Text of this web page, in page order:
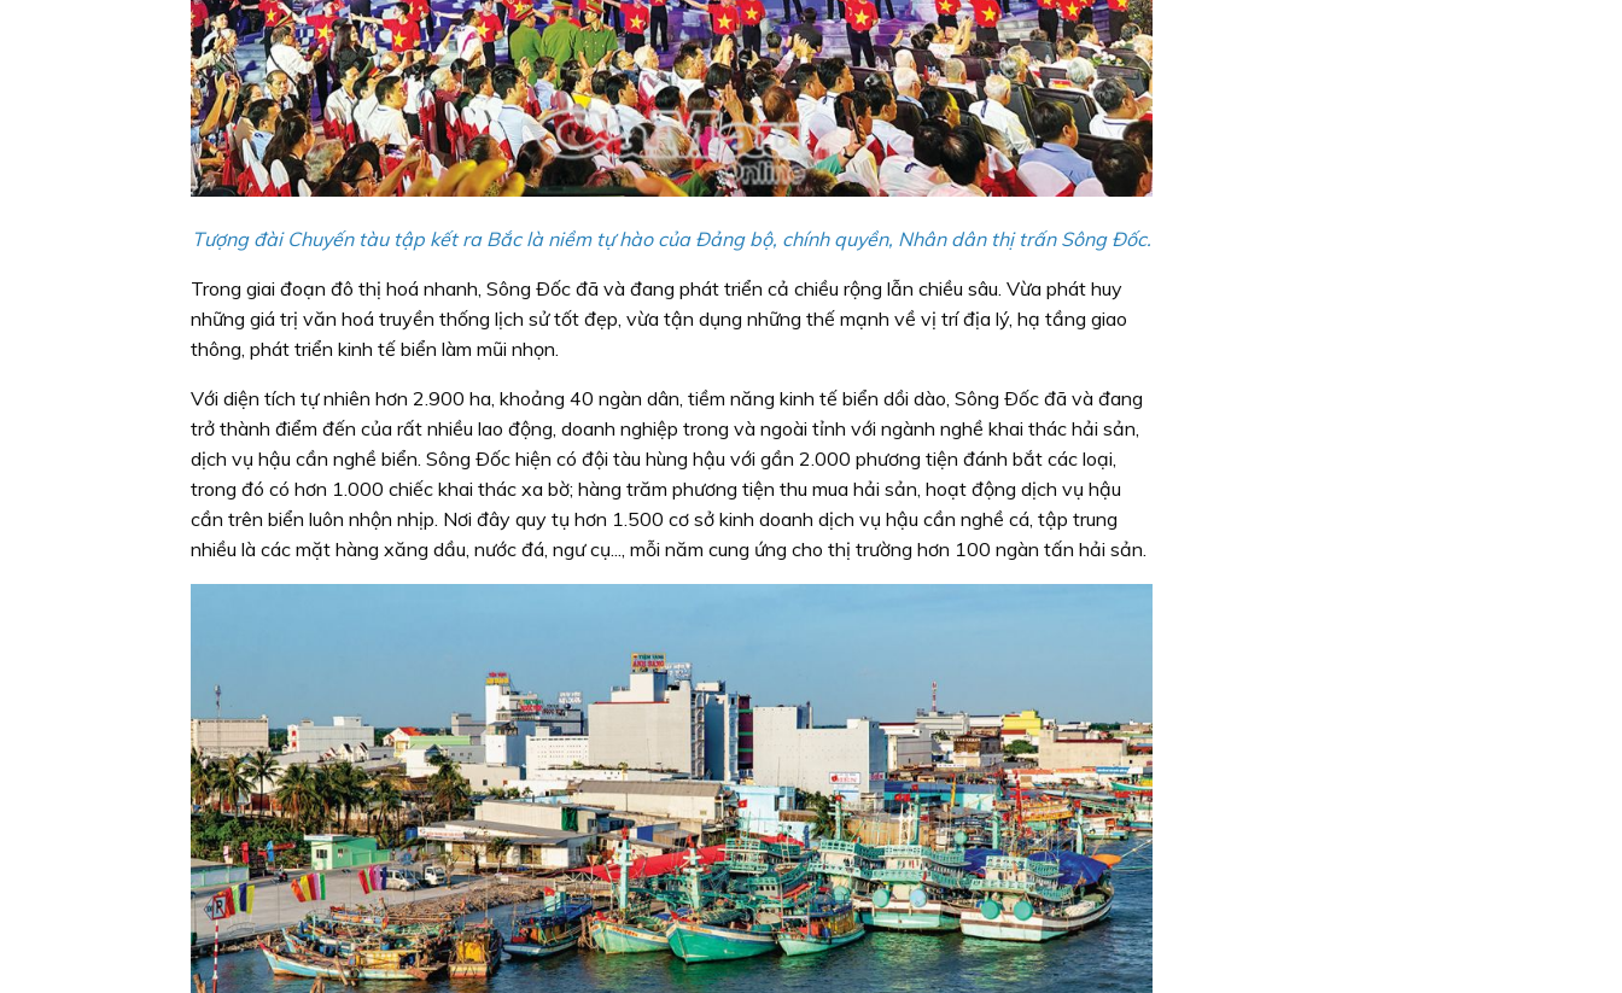
Tượng đài Chuyến tàu tập kết ra Bắc là niềm tự hào của Ðảng bộ, chính quyền, Nhân dân thị trấn Sông Ðốc.
Trong giai đoạn đô thị hoá nhanh, Sông Ðốc đã và đang phát triển cả chiều rộng lẫn chiều sâu. Vừa phát huy
những giá trị văn hoá truyền thống lịch sử tốt đẹp, vừa tận dụng những thế mạnh về vị trí địa lý, hạ tầng giao
thông, phát triển kinh tế biển làm mũi nhọn.
Với diện tích tự nhiên hơn 2.900 ha, khoảng 40 ngàn dân, tiềm năng kinh tế biển dồi dào, Sông Ðốc đã và đang
trở thành điểm đến của rất nhiều lao động, doanh nghiệp trong và ngoài tỉnh với ngành nghề khai thác hải sản,
dịch vụ hậu cần nghề biển. Sông Ðốc hiện có đội tàu hùng hậu với gần 2.000 phương tiện đánh bắt các loại,
trong đó có hơn 1.000 chiếc khai thác xa bờ; hàng trăm phương tiện thu mua hải sản, hoạt động dịch vụ hậu
cần trên biển luôn nhộn nhịp. Nơi đây quy tụ hơn 1.500 cơ sở kinh doanh dịch vụ hậu cần nghề cá, tập trung
nhiều là các mặt hàng xăng dầu, nước đá, ngư cụ..., mỗi năm cung ứng cho thị trường hơn 100 ngàn tấn hải sản.